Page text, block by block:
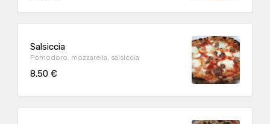
Salsiccia
Pomodoro, mozzarella, salsiccia
8.50 €